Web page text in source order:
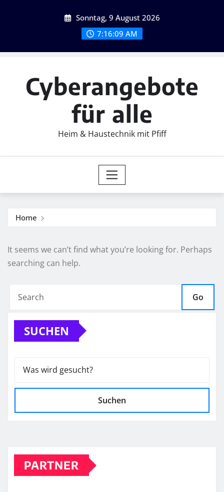
Sonntag, 9 August 2026
7:16:10 AM
Cyberangebote
für alle
Heim & Haustechnik mit Pfiff
Home
It seems we can’t find what you’re looking for. Perhaps
searching can help.
Go
SUCHEN
Suchen
PARTNER